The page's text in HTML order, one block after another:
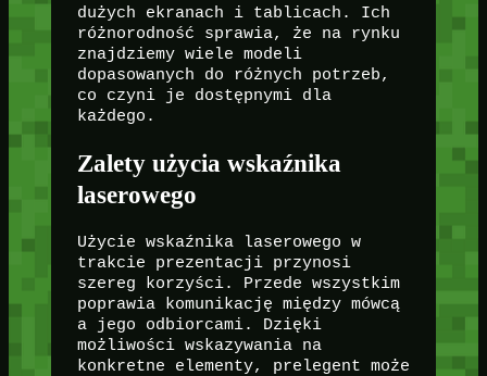
dużych ekranach i tablicach. Ich
różnorodność sprawia, że na rynku
znajdziemy wiele modeli
dopasowanych do różnych potrzeb,
co czyni je dostępnymi dla
każdego.
Zalety użycia wskaźnika
laserowego
Użycie wskaźnika laserowego w
trakcie prezentacji przynosi
szereg korzyści. Przede wszystkim
poprawia komunikację między mówcą
a jego odbiorcami. Dzięki
możliwości wskazywania na
konkretne elementy, prelegent może